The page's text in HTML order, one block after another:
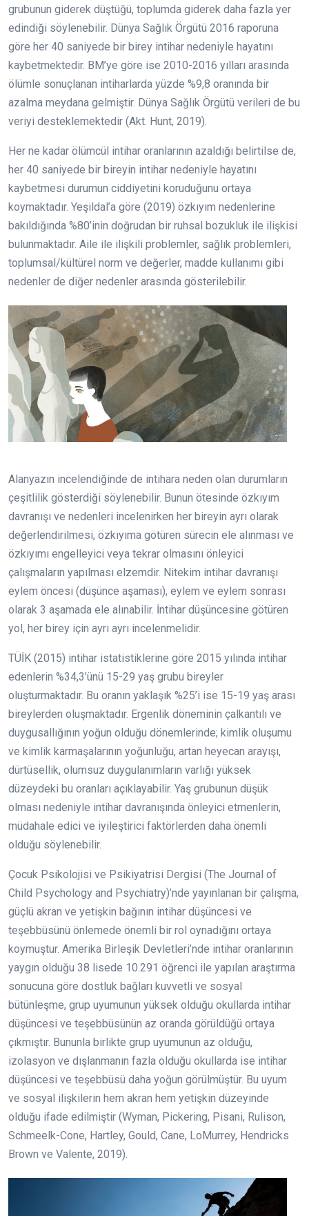
grubunun giderek düştüğü, toplumda giderek daha fazla yer
edindiği söylenebilir. Dünya Sağlık Örgütü 2016 raporuna
göre her 40 saniyede bir birey intihar nedeniyle hayatını
kaybetmektedir. BM’ye göre ise 2010-2016 yılları arasında
ölümle sonuçlanan intiharlarda yüzde %9,8 oranında bir
azalma meydana gelmiştir. Dünya Sağlık Örgütü verileri de bu
veriyi desteklemektedir (Akt. Hunt, 2019).
Her ne kadar ölümcül intihar oranlarının azaldığı belirtilse de,
her 40 saniyede bir bireyin intihar nedeniyle hayatını
kaybetmesi durumun ciddiyetini koruduğunu ortaya
koymaktadır. Yeşildal’a göre (2019) özkıyım nedenlerine
bakıldığında %80’inin doğrudan bir ruhsal bozukluk ile ilişkisi
bulunmaktadır. Aile ile ilişkili problemler, sağlık problemleri,
toplumsal/kültürel norm ve değerler, madde kullanımı gibi
nedenler de diğer nedenler arasında gösterilebilir.
Alanyazın incelendiğinde de intihara neden olan durumların
çeşitlilik gösterdiği söylenebilir. Bunun ötesinde özkıyım
davranışı ve nedenleri incelenirken her bireyin ayrı olarak
değerlendirilmesi, özkıyıma götüren sürecin ele alınması ve
özkıyımı engelleyici veya tekrar olmasını önleyici
çalışmaların yapılması elzemdir. Nitekim intihar davranışı
eylem öncesi (düşünce aşaması), eylem ve eylem sonrası
olarak 3 aşamada ele alınabilir. İntihar düşüncesine götüren
yol, her birey için ayrı ayrı incelenmelidir.
TÜİK (2015) intihar istatistiklerine göre 2015 yılında intihar
edenlerin %34,3’ünü 15-29 yaş grubu bireyler
oluşturmaktadır. Bu oranın yaklaşık %25’i ise 15-19 yaş arası
bireylerden oluşmaktadır. Ergenlik döneminin çalkantılı ve
duygusallığının yoğun olduğu dönemlerinde; kimlik oluşumu
ve kimlik karmaşalarının yoğunluğu, artan heyecan arayışı,
dürtüsellik, olumsuz duygulanımların varlığı yüksek
düzeydeki bu oranları açıklayabilir. Yaş grubunun düşük
olması nedeniyle intihar davranışında önleyici etmenlerin,
müdahale edici ve iyileştirici faktörlerden daha önemli
olduğu söylenebilir.
Çocuk Psikolojisi ve Psikiyatrisi Dergisi (The Journal of
Child Psychology and Psychiatry)’nde yayınlanan bir çalışma,
güçlü akran ve yetişkin bağının intihar düşüncesi ve
teşebbüsünü önlemede önemli bir rol oynadığını ortaya
koymuştur. Amerika Birleşik Devletleri’nde intihar oranlarının
yaygın olduğu 38 lisede 10.291 öğrenci ile yapılan araştırma
sonucuna göre dostluk bağları kuvvetli ve sosyal
bütünleşme, grup uyumunun yüksek olduğu okullarda intihar
düşüncesi ve teşebbüsünün az oranda görüldüğü ortaya
çıkmıştır. Bununla birlikte grup uyumunun az olduğu,
izolasyon ve dışlanmanın fazla olduğu okullarda ise intihar
düşüncesi ve teşebbüsü daha yoğun görülmüştür. Bu uyum
ve sosyal ilişkilerin hem akran hem yetişkin düzeyinde
olduğu ifade edilmiştir (Wyman, Pickering, Pisani, Rulison,
Schmeelk-Cone, Hartley, Gould, Cane, LoMurrey, Hendricks
Brown ve Valente, 2019).